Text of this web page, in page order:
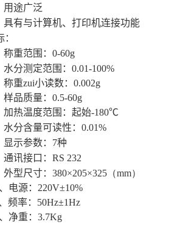
用途广泛
具有与计算机、打印机连接功能
称重范围：0-60g
水分测定范围：0.01-100%
称重zui小读数：0.002g
样品质量：0.5-60g
加热温度范围：起始-180℃
水分含量可读性：0.01%
显示参数： 7种
通讯接口：RS 232
外型尺寸：380×205×325（mm）
、电源： 220V±10%
频率： 50Hz±1Hz
、净重：3.7Kg